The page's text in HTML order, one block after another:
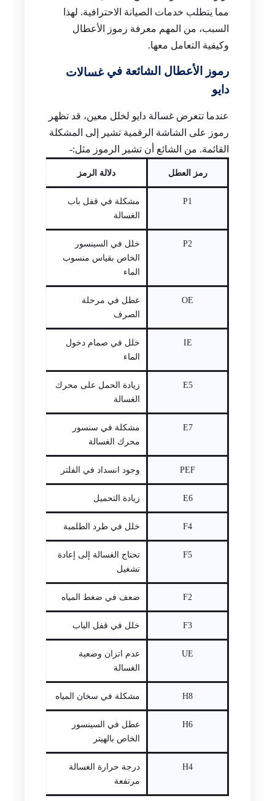
مما يتطلب خدمات الصيانة الاحترافية. لهذا
السبب، من المهم معرفة رموز الأعطال
وكيفية التعامل معها.
رموز الأعطال الشائعة فيغسالات
دايو
عندما تتعرض غسالة دايو لخلل معين، قد تظهر
رموز على الشاشة الرقمية تشير إلى المشكلة
القائمة. من الشائع أن تشير الرموز مثل:-
رمز العطل دلالة الرمز
P1
مشكلة في قفل باب
الغسالة
P2
خلل في السينسور
الخاص بقياس منسوب
الماء
OE
عطل في مرحلة
الصرف
IE
خلل في صمام دخول
الماء
E5
زيادة الحمل على محرك
الغسالة
E7
مشكلة في سنسور
محرك الغسالة
PEF وجود انسداد في الفلتر
E6 زيادة التحميل
F4 خلل في طرد الطلمبة
F5
تحتاج الغسالة إلى إعادة
تشغيل
F2 ضعف في ضغط المياه
F3 خلل في قفل الباب
UE
عدم اتزان وضعية
الغسالة
H8 مشكلة في سخان المياه
H6
عطل في السينسور
الخاص بالهيتر
H4
درجة حرارة الغسالة
مرتفعة